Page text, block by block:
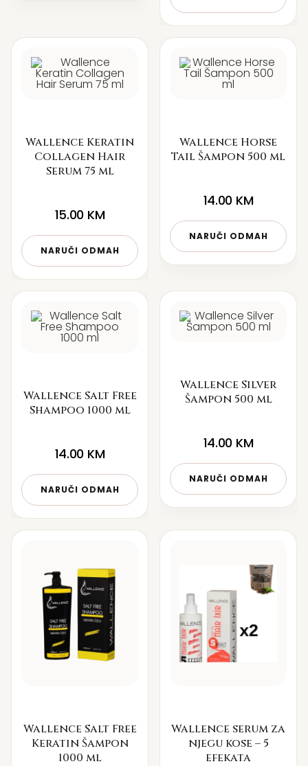
Wallence Keratin
Collagen Hair
Serum 75 ml
15.00 KM
NARUČI ODMAH
Wallence Horse
Tail Šampon 500 ml
14.00 KM
NARUČI ODMAH
Wallence Salt Free
Shampoo 1000 ml
14.00 KM
NARUČI ODMAH
Wallence Silver
Šampon 500 ml
14.00 KM
NARUČI ODMAH
Wallence Salt Free
Keratin Šampon
1000 ml
Wallence serum za
njegu kose – 5
efekata